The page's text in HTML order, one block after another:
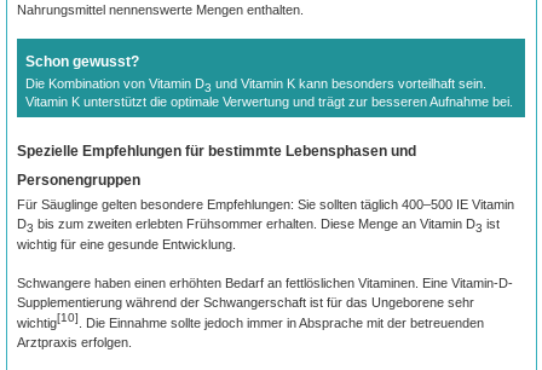
Nahrungsmittel nennenswerte Mengen enthalten.
Schon gewusst?
Die Kombination von Vitamin D3 und Vitamin K kann besonders vorteilhaft sein.
Vitamin K unterstützt die optimale Verwertung und trägt zur besseren Aufnahme bei.
Spezielle Empfehlungen für bestimmte Lebensphasen und
Personengruppen
Für Säuglinge gelten besondere Empfehlungen: Sie sollten täglich 400–500 IE Vitamin
D3 bis zum zweiten erlebten Frühsommer erhalten. Diese Menge an Vitamin D3 ist
wichtig für eine gesunde Entwicklung.
Schwangere haben einen erhöhten Bedarf an fettlöslichen Vitaminen. Eine Vitamin-D-
Supplementierung während der Schwangerschaft ist für das Ungeborene sehr
wichtig[10]
. Die Einnahme sollte jedoch immer in Absprache mit der betreuenden
Arztpraxis erfolgen.